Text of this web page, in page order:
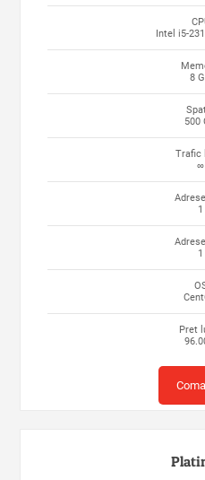
Intel i5-
8
500
Trafic
∞
1
1
Pret